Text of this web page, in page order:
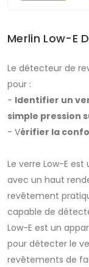
Merlin Low-E
Le détecteur de
pour :
- Identifier un
simple pression
- Vérifier la
Le verre Low-E
avec un haut
revêtement
capable de
Low-E est un
pour détecter le
revêtements de